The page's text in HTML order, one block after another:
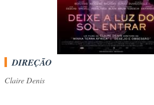
DIREÇÃO
Claire Denis